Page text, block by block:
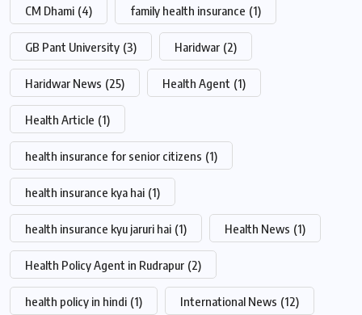
CM Dhami (4) family health insurance (1)
GB Pant University (3) Haridwar (2)
Haridwar News (25) Health Agent (1)
Health Article (1)
health insurance for senior citizens (1)
health insurance kya hai (1)
health insurance kyu jaruri hai (1) Health News (1)
Health Policy Agent in Rudrapur (2)
health policy in hindi (1) International News (12)